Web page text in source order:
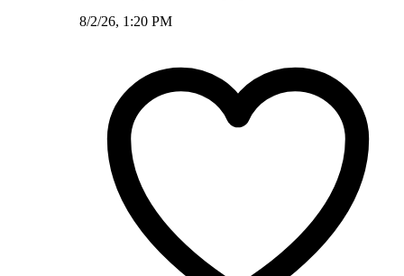
8/2/26, 1:20 PM